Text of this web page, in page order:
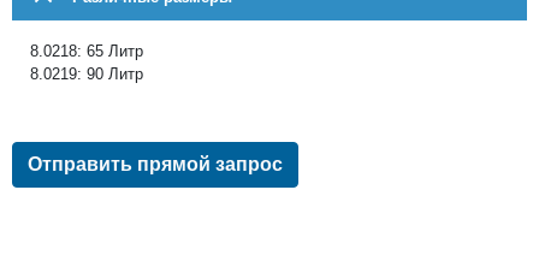
8.0218: 65 Литр
8.0219: 90 Литр
Отправить прямой запрос